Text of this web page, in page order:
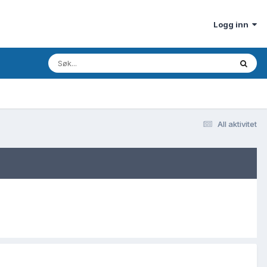
Logg inn
All aktivitet